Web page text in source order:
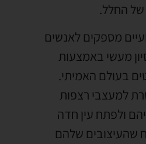
של החלל.
מספקים לאנשים
מעשי באמצעות
בעולם האמיתי.
למעצבי רצפות
ולפתח עין חדה
שהעיצובים שלהם